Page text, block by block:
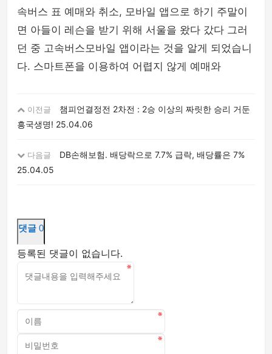
속버스 표 예매와 취소, 모바일 앱으로 하기 주말이
면 아들이 레슨을 받기 위해 서울을 왔다 갔다 그러
던 중 고속버스모바일 앱이라는 것을 알게 되었습니
다. 스마트폰을 이용하여 어렵지 않게 예매와
이전글
챔피언결정전 2차전 : 2승 이상의 짜릿한 승리 거둔
흥국생명! 25.04.06
다음글
DB손해보험. 배당락으로 7.7% 급락, 배당률은 7%
25.04.05
댓글 0
등록된 댓글이 없습니다.